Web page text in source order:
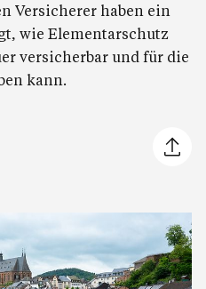
Versicherer haben ein
wie Elementarschutz
versicherbar und für die
kann.
Artikel